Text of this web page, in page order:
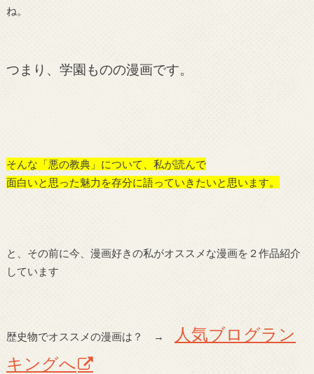
ね。
つまり、学園ものの漫画です。
そんな「悪の教典」について、私が読んで
面白いと思った魅力を存分に語っていきたいと思います。
と、その前に今、漫画好きの私がオススメな漫画を２作品紹介
しています
歴史物でオススメの漫画は？ →
人気ブログラン
キングへ